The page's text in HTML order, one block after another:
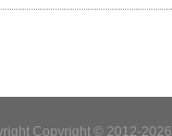
Copyright © 2012-2026